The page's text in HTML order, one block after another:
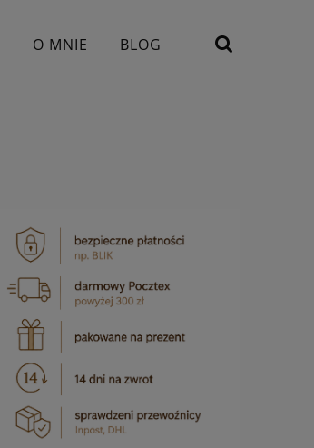
O MNIE BLOG